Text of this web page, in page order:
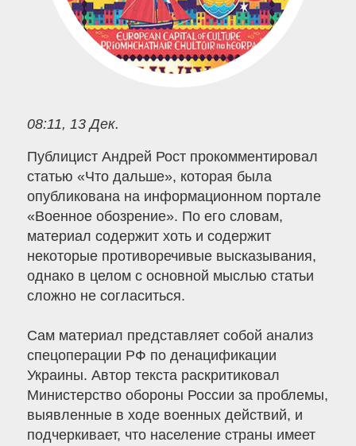
08:11, 13 Дек.
Публицист Андрей Рост прокомментировал
статью «Что дальше», которая была
опубликована на информационном портале
«Военное обозрение». По его словам,
материал содержит хоть и содержит
некоторые противоречивые высказывания,
однако в целом с основной мыслью статьи
сложно не согласиться.
Сам материал представляет собой анализ
спецоперации РФ по денацификации
Украины. Автор текста раскритиковал
Министерство обороны России за проблемы,
выявленные в ходе военных действий, и
подчеркивает, что население страны имеет